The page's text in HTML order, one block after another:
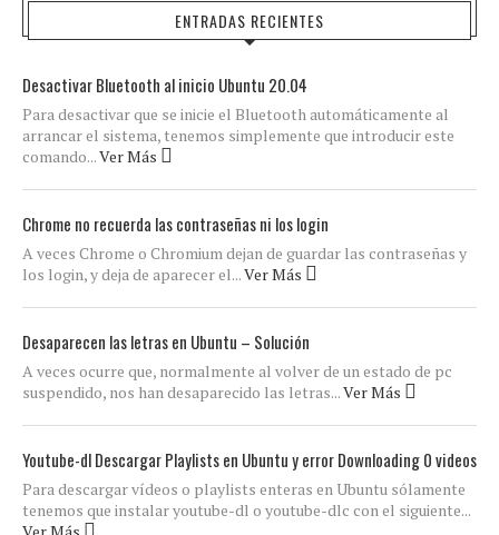
ENTRADAS RECIENTES
Desactivar Bluetooth al inicio Ubuntu 20.04
Para desactivar que se inicie el Bluetooth automáticamente al
arrancar el sistema, tenemos simplemente que introducir este
comando...Ver Más
Chrome no recuerda las contraseñas ni los login
A veces Chrome o Chromium dejan de guardar las contraseñas y
los login, y deja de aparecer el...Ver Más
Desaparecen las letras en Ubuntu – Solución
A veces ocurre que, normalmente al volver de un estado de pc
suspendido, nos han desaparecido las letras...Ver Más
Youtube-dl Descargar Playlists en Ubuntu y error Downloading 0 videos
Para descargar vídeos o playlists enteras en Ubuntu sólamente
tenemos que instalar youtube-dl o youtube-dlc con el siguiente...